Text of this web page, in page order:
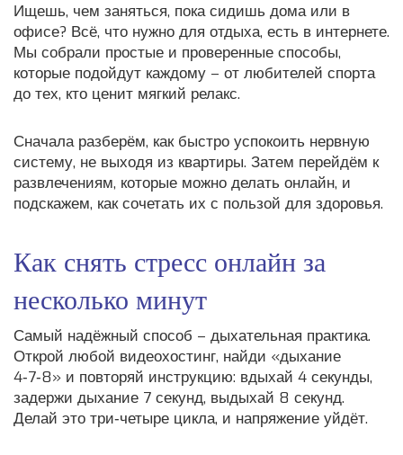
Ищешь, чем заняться, пока сидишь дома или в
офисе? Всё, что нужно для отдыха, есть в интернете.
Мы собрали простые и проверенные способы,
которые подойдут каждому – от любителей спорта
до тех, кто ценит мягкий релакс.
Сначала разберём, как быстро успокоить нервную
систему, не выходя из квартиры. Затем перейдём к
развлечениям, которые можно делать онлайн, и
подскажем, как сочетать их с пользой для здоровья.
Как снять стресс онлайн за
несколько минут
Самый надёжный способ – дыхательная практика.
Открой любой видеохостинг, найди «дыхание
4‑7‑8» и повторяй инструкцию: вдыхай 4 секунды,
задержи дыхание 7 секунд, выдыхай 8 секунд.
Делай это три‑четыре цикла, и напряжение уйдёт.